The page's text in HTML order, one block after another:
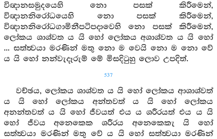
විඥානසමුදයෙහි නො පසක් කිරීමෙන්,
විඥානනිරෝධයෙහි නො පසක් කිරීමෙන්,
විඥානනිරෝධගාමිනීපටිපදාවෙහි නො පසක් කිරීමෙන්,
ලෝකය ශාශ්වත ය යි හෝ ලෝකය අශාශ්වත ය යි හෝ
... සත්ත්‍වයා මරණින් මතු නො ම වෙයි නො ම නො වේ
ය යි හෝ නන්වැදෑරුම් මේ මිසදිටුහු ලොව උපදිත්.
537
වච්ඡය, ලෝකය ශාශ්වත ය යි හෝ ලෝකය ආශාශ්වත්
ය යි හෝ ලෝකය අන්තවත් ය යි හෝ ලෝකය
අනන්තවත් ය යි හෝ ජීවයත් එය ය ශරීරයත් එය ය යි
හෝ ජීවය අනෙකෙක ශරීරය අනෙකෙකැ යි හෝ
සත්ත්‍වයා මරණින් මතු වේ ය යි හෝ සත්ත්‍වයා මරණින්